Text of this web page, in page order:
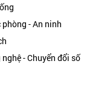
phòng - An ninh
nghệ - Chuyển đổi số